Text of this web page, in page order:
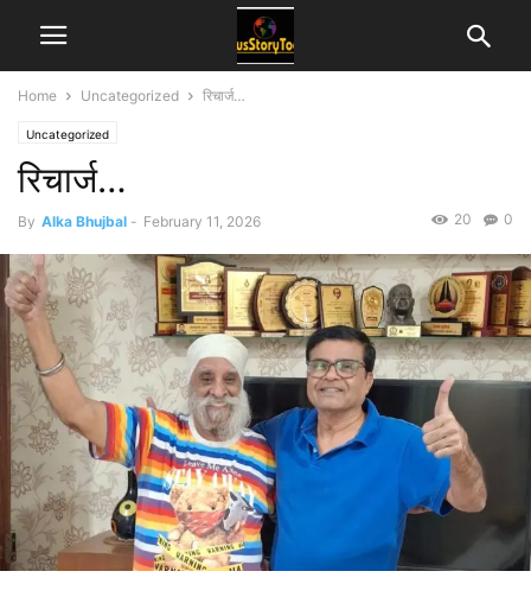
Home Uncategorized रिचार्ज…
Uncategorized
रिचार्ज…
By Alka Bhujbal - February 11, 2026 0
20